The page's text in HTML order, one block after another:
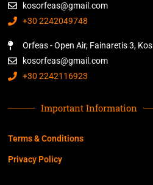
kosorfeas@gmail.com
+30 2242049748
Orfeas - Open Air, Fainaretis 3, Kos
kosorfeas@gmail.com
+30 2242116923
Important Information
Terms & Conditions
Privacy Policy